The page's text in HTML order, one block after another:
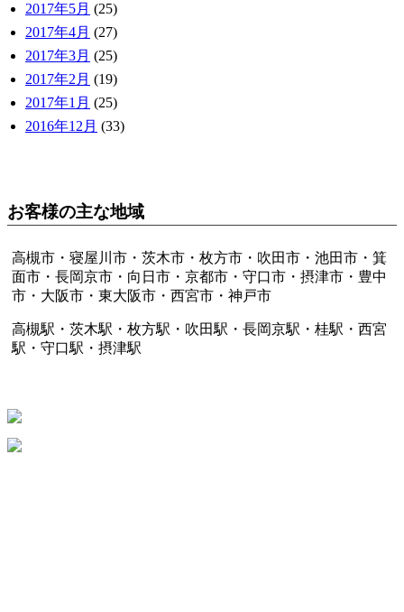
2017年5月 (25)
2017年4月 (27)
2017年3月 (25)
2017年2月 (19)
2017年1月 (25)
2016年12月 (33)
お客様の主な地域
高槻市・寝屋川市・茨木市・枚方市・吹田市・池田市・箕
面市・長岡京市・向日市・京都市・守口市・摂津市・豊中
市・大阪市・東大阪市・西宮市・神戸市
高槻駅・茨木駅・枚方駅・吹田駅・長岡京駅・桂駅・西宮
駅・守口駅・摂津駅